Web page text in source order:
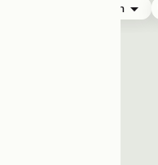
Accommodation